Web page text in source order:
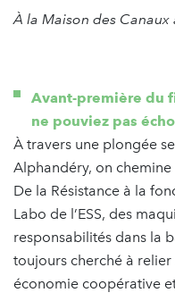
À la Maison des Canaux
Avant-première du
ne pouviez pas
À travers une plongée
Alphandéry, on
De la Résistance à la
Labo de l’ESS, des
responsabilités dans la
toujours cherché à
économie coopérative